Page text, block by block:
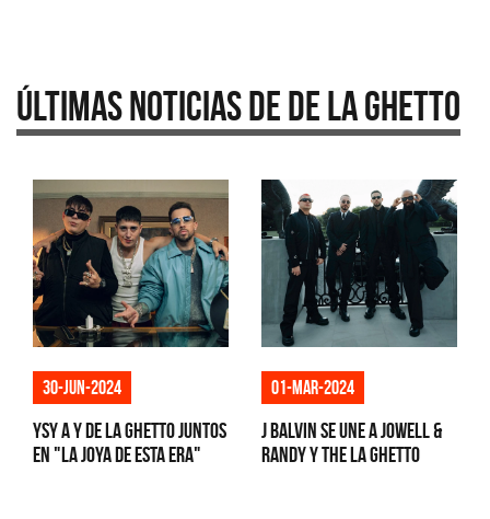
Últimas Noticias de De La Ghetto
30-jun-2024
YSY A y De la Ghetto juntos
en "La joya de esta era"
01-mar-2024
J Balvin se une a Jowell &
Randy y The La Ghetto